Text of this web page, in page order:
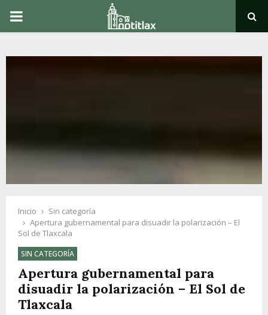
PRIMARY
Inicio
Sin categoría
Apertura gubernamental para disuadir la polarización – El
Sol de Tlaxcala
SIN CATEGORÍA
Apertura gubernamental para
disuadir la polarización – El Sol de
Tlaxcala